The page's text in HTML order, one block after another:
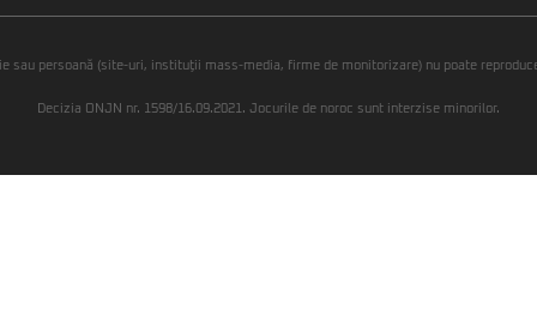
sau persoană (site-uri, instituţii mass-media, firme de monitorizare) nu poate
Decizia ONJN nr. 1598/16.09.2021. Jocurile de noroc sunt interzise minorilor.